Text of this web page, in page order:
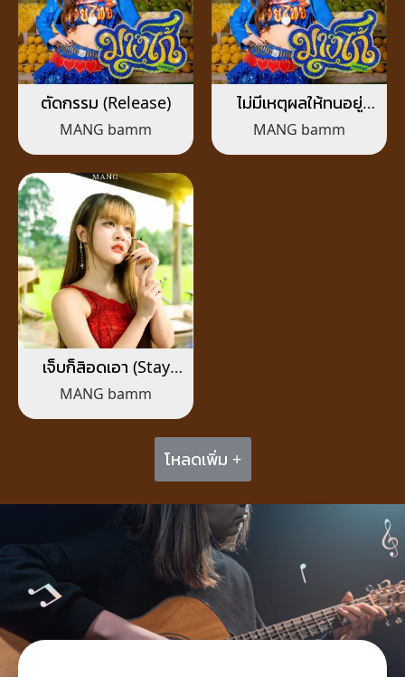
ตัดกรรม (Release)
MANG bamm
ไม่มีเหตุผลให้ทนอยู่
(Done)
MANG bamm
เจ็บก็สิอดเอา (Stay
Strong)
MANG bamm
โหลดเพิ่ม +